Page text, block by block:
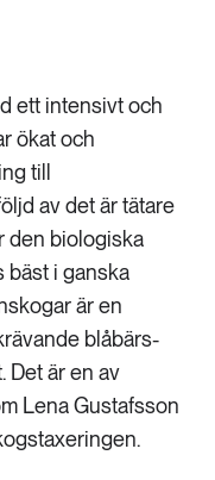
ett intensivt och
ökat och
till
av det är tätare
den biologiska
bäst i ganska
är en
blåbärs-
Det är en av
Lena Gustafsson